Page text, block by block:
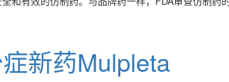
新药Mulpleta